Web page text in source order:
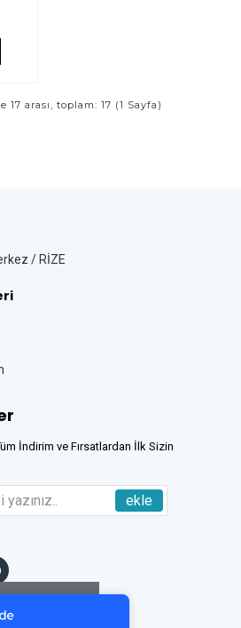
Kolaylığı
Destek
Alışveriş
17 arası, toplam: 17 (1 Sayfa)
/ RİZE
İndirim ve Fırsatlardan İlk Sizin
ekle
Filtreleme